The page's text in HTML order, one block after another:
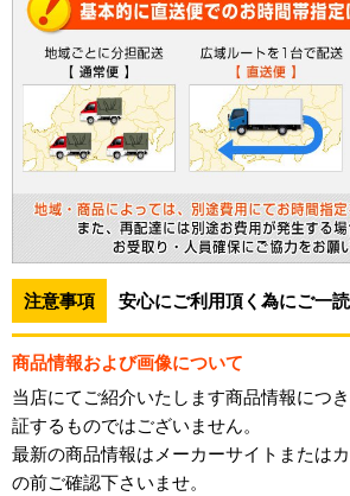
注意事項 安心にご利用頂く為にご一
商品情報および画像について
当店にてご紹介いたします商品情報につ
証するものではございません。
最新の商品情報はメーカーサイトまたは
の前ご確認下さいませ。